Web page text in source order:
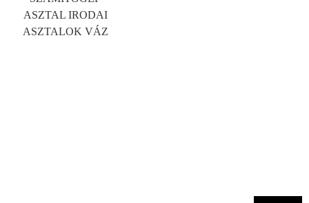
ASZTAL IRODAI
ASZTALOK VÁZ